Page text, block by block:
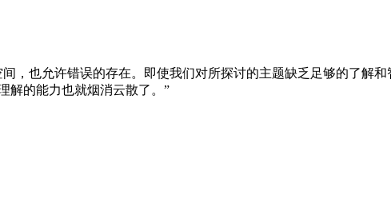
，也允许错误的存在。即使我们对所探讨的主题缺乏足够的了解
解的能力也就烟消云散了。”